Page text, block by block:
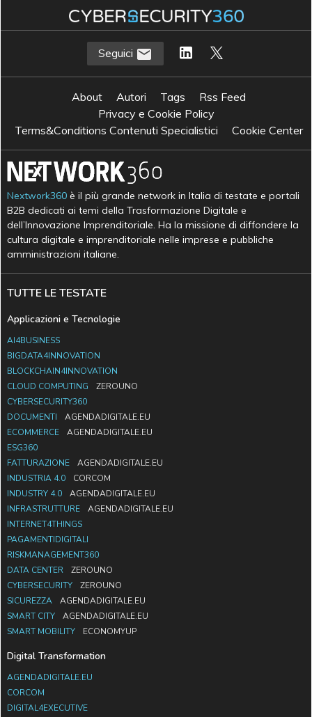
Seguici
About Autori Tags
Rss Feed
Privacy e Cookie Policy
Terms&Conditions Contenuti Specialistici
Cookie Center
Nextwork360 è il più grande network in Italia di testate e portali
B2B dedicati ai temi della Trasformazione Digitale e
dell’Innovazione Imprenditoriale. Ha la missione di diffondere la
cultura digitale e imprenditoriale nelle imprese e pubbliche
amministrazioni italiane.
TUTTE LE TESTATE
Applicazioni e Tecnologie
AI4BUSINESS
BIGDATA4INNOVATION
BLOCKCHAIN4INNOVATION
CLOUD COMPUTING
ZEROUNO
CYBERSECURITY360
DOCUMENTI
AGENDADIGITALE.EU
ECOMMERCE
AGENDADIGITALE.EU
ESG360
FATTURAZIONE
AGENDADIGITALE.EU
INDUSTRIA 4.0
CORCOM
INDUSTRY 4.0
AGENDADIGITALE.EU
INFRASTRUTTURE
AGENDADIGITALE.EU
INTERNET4THINGS
PAGAMENTIDIGITALI
RISKMANAGEMENT360
DATA CENTER
ZEROUNO
CYBERSECURITY
ZEROUNO
SICUREZZA
AGENDADIGITALE.EU
SMART CITY
AGENDADIGITALE.EU
SMART MOBILITY
ECONOMYUP
Digital Transformation
AGENDADIGITALE.EU
CORCOM
DIGITAL4EXECUTIVE